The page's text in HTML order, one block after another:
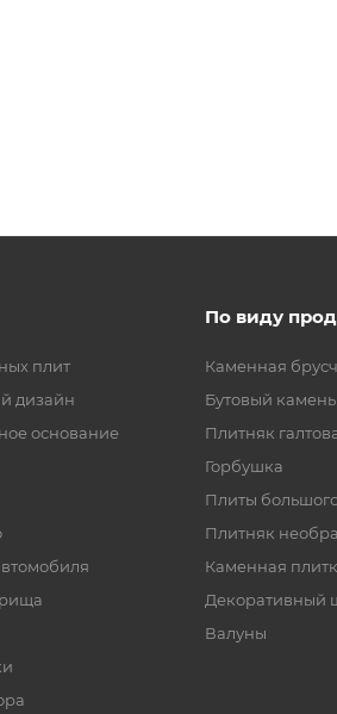
плит
дизайн
основание
По виду
Каменная
Бутовый камень
Плитняк
Горбушка
Плиты
Плитняк
Каменная
Декоративный
Валуны